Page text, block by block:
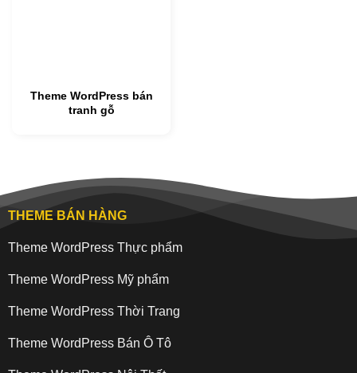
Theme WordPress bán
tranh gỗ
THEME BÁN HÀNG
Theme WordPress Thực phẩm
Theme WordPress Mỹ phẩm
Theme WordPress Thời Trang
Theme WordPress Bán Ô Tô